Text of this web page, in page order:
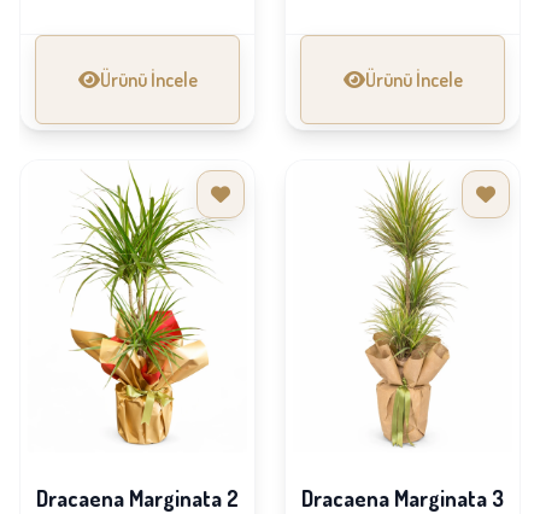
Ürünü İncele Ürünü İncele
Dracaena Marginata 2
Dracaena Marginata 3